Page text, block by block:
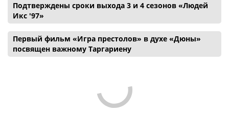
Подтверждены сроки выхода 3 и 4 сезонов «Людей
Икс '97»
Первый фильм «Игра престолов» в духе «Дюны»
посвящен важному Таргариену